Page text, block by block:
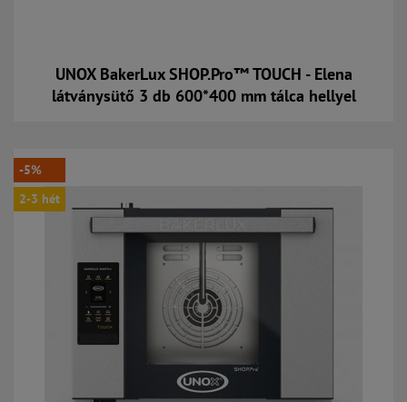
UNOX BakerLux SHOP.Pro™ TOUCH - Elena
látványsütő 3 db 600*400 mm tálca hellyel
Kosárba
-5%
2-3 hét